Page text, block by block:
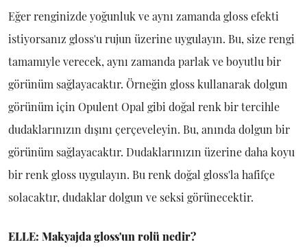
Eğer renginizde yoğunluk ve aynı zamanda gloss efekti
istiyorsanız gloss'u rujun üzerine uygulayın. Bu, size rengi
tamamıyle verecek, aynı zamanda parlak ve boyutlu bir
görünüm sağlayacaktır. Örneğin gloss kullanarak dolgun
görünüm için Opulent Opal gibi doğal renk bir tercihle
dudaklarınızın dışını çerçeveleyin. Bu, anında dolgun bir
görünüm sağlayacaktır. Dudaklarınızın üzerine daha koyu
bir renk gloss uygulayın. Bu renk doğal gloss'la hafifçe
solacaktır, dudaklar dolgun ve seksi görünecektir.
ELLE: Makyajda gloss'un rolü nedir?